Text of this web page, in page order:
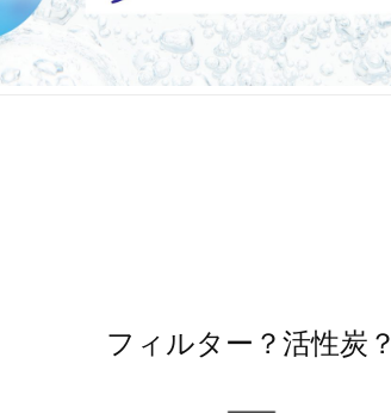
フィルター？活性炭？